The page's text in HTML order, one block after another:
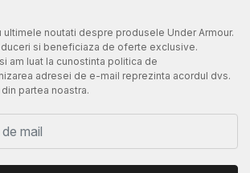
ultimele noutati despre produsele Under Armour.
si beneficiaza de oferte exclusive.
am luat la cunostinta politica de
adresei de e-mail reprezinta acordul dvs.
partea noastra.